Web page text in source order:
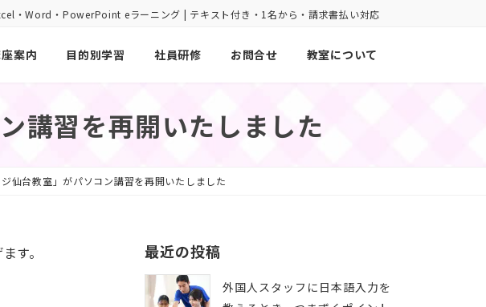
・Word・PowerPoint eラーニング | テキスト付き・1名から・請求書払い対応
案内 目的別学習 社員研修 お問合せ 教室について
講習を再開いたしました
ジ仙台教室」がパソコン講習を再開いたしました
す。
最近の投稿
外国人スタッフに日本語入力を